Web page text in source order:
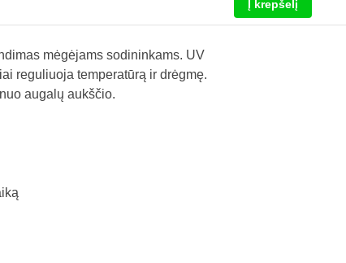
Į krepšelį
mėgėjams sodininkams. UV
reguliuoja temperatūrą ir drėgmę.
augalų aukščio.